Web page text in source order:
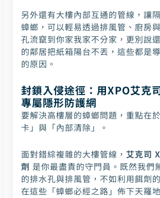
另外還有大樓內部互通的管線，讓
蟑螂，可以輕易透過排風管、廚房
孔流竄到你家我家不分家，更別說
的鄰居把紙箱陽台不丟，這些都是
的原因。
封鎖入侵途徑：用XPO艾克
專屬隱形防護網
要解決高樓層的蟑螂問題，重點在
卡」與「內部清除」。
面對錯綜複雜的大樓管線， 艾克司
劑 是你最盡責的守門員。既然我們
的排水孔與排風管，不如利用餌劑
在這些「蟑螂必經之路」佈下天羅